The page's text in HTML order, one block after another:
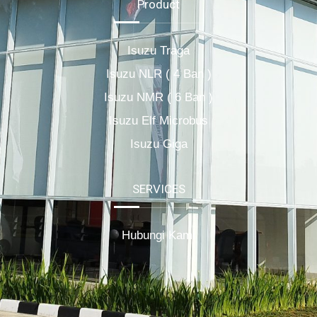
Product
Isuzu Traga
Isuzu NLR ( 4 Ban )
Isuzu NMR ( 6 Ban )
Isuzu Elf Microbus
Isuzu Giga
SERVICES
Hubungi Kami